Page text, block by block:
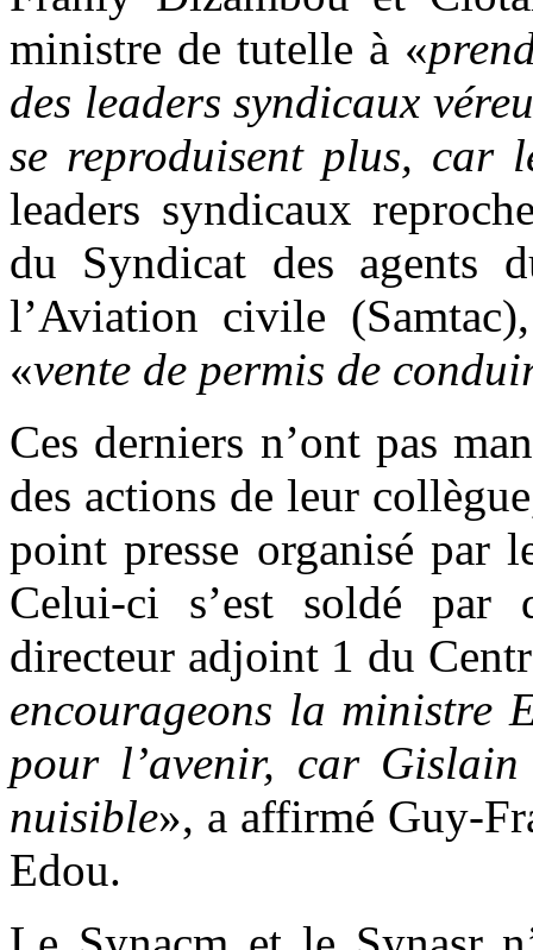
ministre de tutelle à «
des leaders syndicaux
se reproduisent plus, car
leaders syndicaux
du Syndicat des agents
l’Aviation civile
«vente de permis de
Ces derniers n’ont pas
des actions de leur
point presse organisé par
Celui-ci s’est soldé par
directeur adjoint 1 du
encourageons la ministre
pour l’avenir, car
nuisible», a affirmé Guy-
Edou.